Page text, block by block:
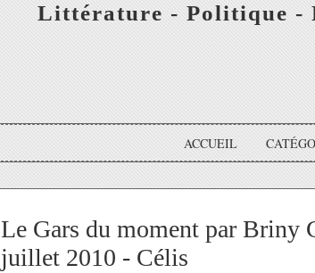
Littérature - Politique -
ACCUEIL
Le Gars du moment par Briny
juillet 2010 - Célis